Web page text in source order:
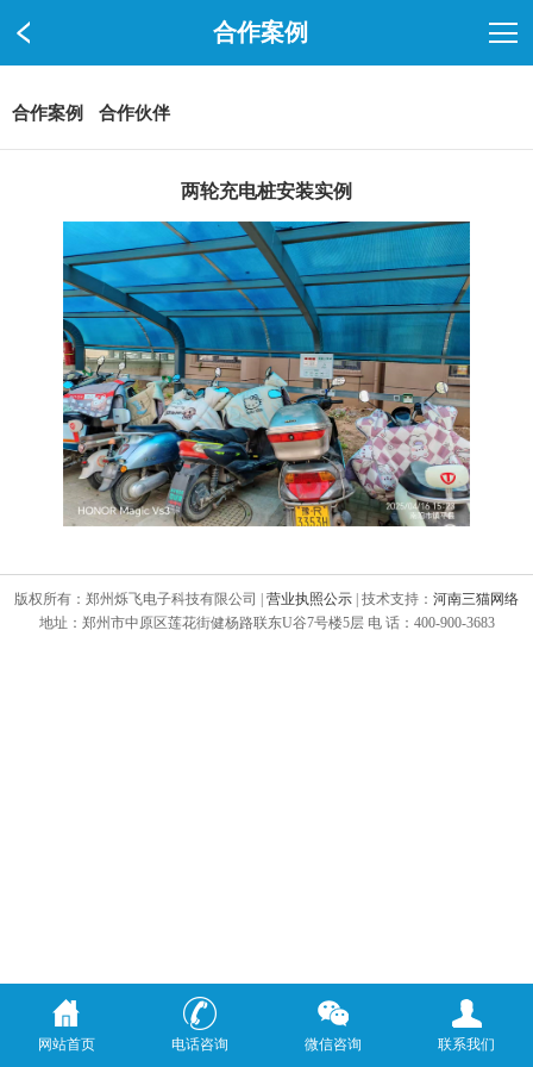
合作案例
合作案例 合作伙伴
两轮充电桩安装实例
版权所有：郑州烁飞电子科技有限公司 | 营业执照公示 | 技术支持： 河南三猫网络
地址：郑州市中原区莲花街健杨路联东U谷7号楼5层 电 话：400-900-3683
网站首页 电话咨询 微信咨询 联系我们